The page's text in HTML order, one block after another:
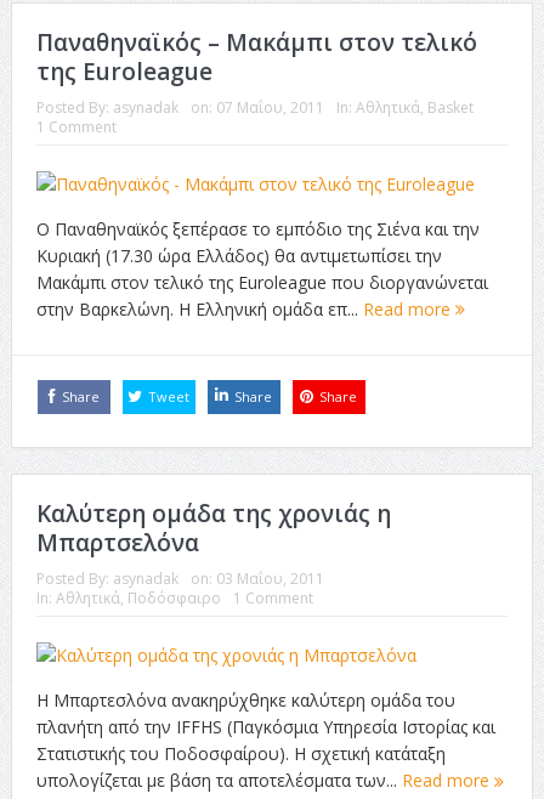
Παναθηναϊκός – Μακάμπι στον τελικό
της Euroleague
Posted By: asynadak on: 07 Μαΐου, 2011 In: Αθλητικά, Βasket
1 Comment
Ο Παναθηναϊκός ξεπέρασε το εμπόδιο της Σιένα και την
Κυριακή (17.30 ώρα Ελλάδος) θα αντιμετωπίσει την
Μακάμπι στον τελικό της Εuroleague που διοργανώνεται
στην Βαρκελώνη. Η Ελληνική ομάδα επ... Read more
Share Tweet Share Share
Καλύτερη ομάδα της χρονιάς η
Μπαρτσελόνα
Posted By: asynadak on: 03 Μαΐου, 2011
In: Αθλητικά, Ποδόσφαιρο 1 Comment
Η Μπαρτεσλόνα ανακηρύχθηκε καλύτερη ομάδα του
πλανήτη από την IFFHS (Παγκόσμια Υπηρεσία Ιστορίας και
Στατιστικής του Ποδοσφαίρου). Η σχετική κατάταξη
υπολογίζεται με βάση τα αποτελέσματα των... Read more